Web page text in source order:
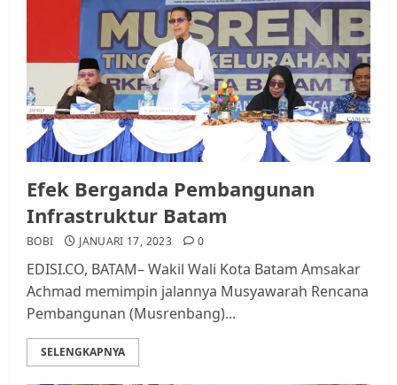
Efek Berganda Pembangunan
Infrastruktur Batam
BOBI JANUARI 17, 2023 0
EDISI.CO, BATAM– Wakil Wali Kota Batam Amsakar
Achmad memimpin jalannya Musyawarah Rencana
Pembangunan (Musrenbang)...
SELENGKAPNYA